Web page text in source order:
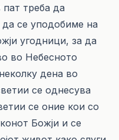
пат треба да
се уподобиме на
угодници, за да
во Небесното
дена во
се однесува
се оние кои со
Божји и се